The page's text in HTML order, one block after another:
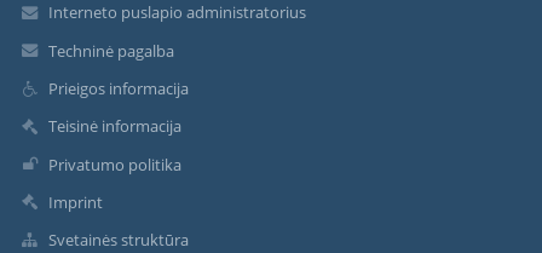
Interneto puslapio administratorius
Techninė pagalba
Prieigos informacija
Teisinė informacija
Privatumo politika
Imprint
Svetainės struktūra